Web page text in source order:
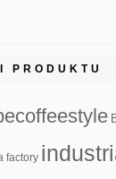
PRODUKTU
factory